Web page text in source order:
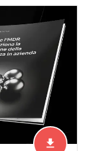
Scarica
file_download